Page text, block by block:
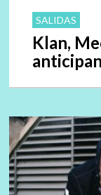
SALIDAS
Klan,